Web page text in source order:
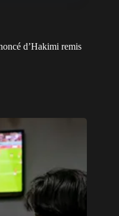
d’Hakimi remis